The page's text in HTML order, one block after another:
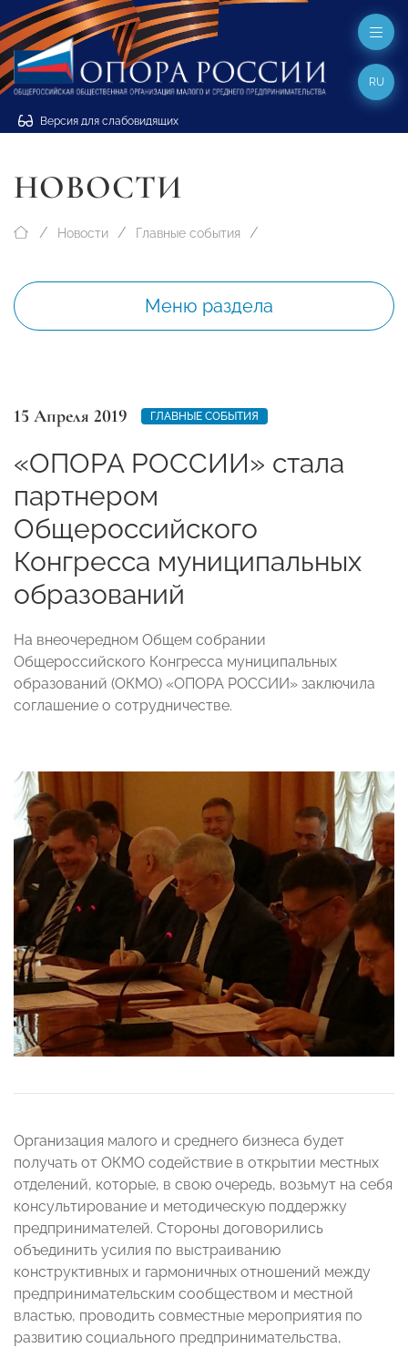
Версия для слабовидящих
RU
НОВОСТИ
Новости Главные события
Меню раздела
15 Апреля 2019 ГЛАВНЫЕ СОБЫТИЯ
«ОПОРА РОССИИ» стала
партнером
Общероссийского
Конгресса муниципальных
образований
На внеочередном Общем собрании
Общероссийского Конгресса муниципальных
образований (ОКМО) «ОПОРА РОССИИ» заключила
соглашение о сотрудничестве.
Организация малого и среднего бизнеса будет
получать от ОКМО содействие в открытии местных
отделений, которые, в свою очередь, возьмут на себя
консультирование и методическую поддержку
предпринимателей. Стороны договорились
объединить усилия по выстраиванию
конструктивных и гармоничных отношений между
предпринимательским сообществом и местной
властью, проводить совместные мероприятия по
развитию социального предпринимательства,